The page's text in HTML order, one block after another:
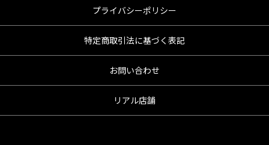
プライバシーポリシー
特定商取引法に基づく表記
お問い合わせ
リアル店舗